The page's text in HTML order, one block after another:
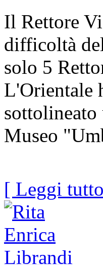
Il Rettore
difficoltà
solo 5
L'Orientale
sottolineato
Museo
[ Leggi